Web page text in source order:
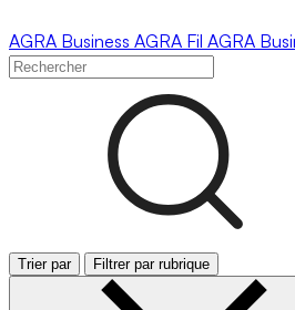
AGRA Business AGRA Fil AGRA
Trier par Filtrer par rubrique